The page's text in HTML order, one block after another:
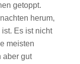
getoppt.
herum,
Es ist nicht
meisten
aber gut